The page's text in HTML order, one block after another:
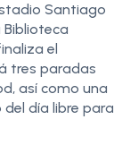
Santiago
Biblioteca
el
tres paradas
así como una
del día libre para